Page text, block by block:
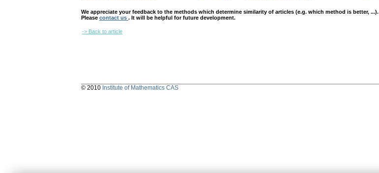
We appreciate your feedback to the methods which determine similarity of articles (e.g. which method is better, ...).
Please contact us . It will be helpful for future development.
-> Back to article
© 2010 Institute of Mathematics CAS